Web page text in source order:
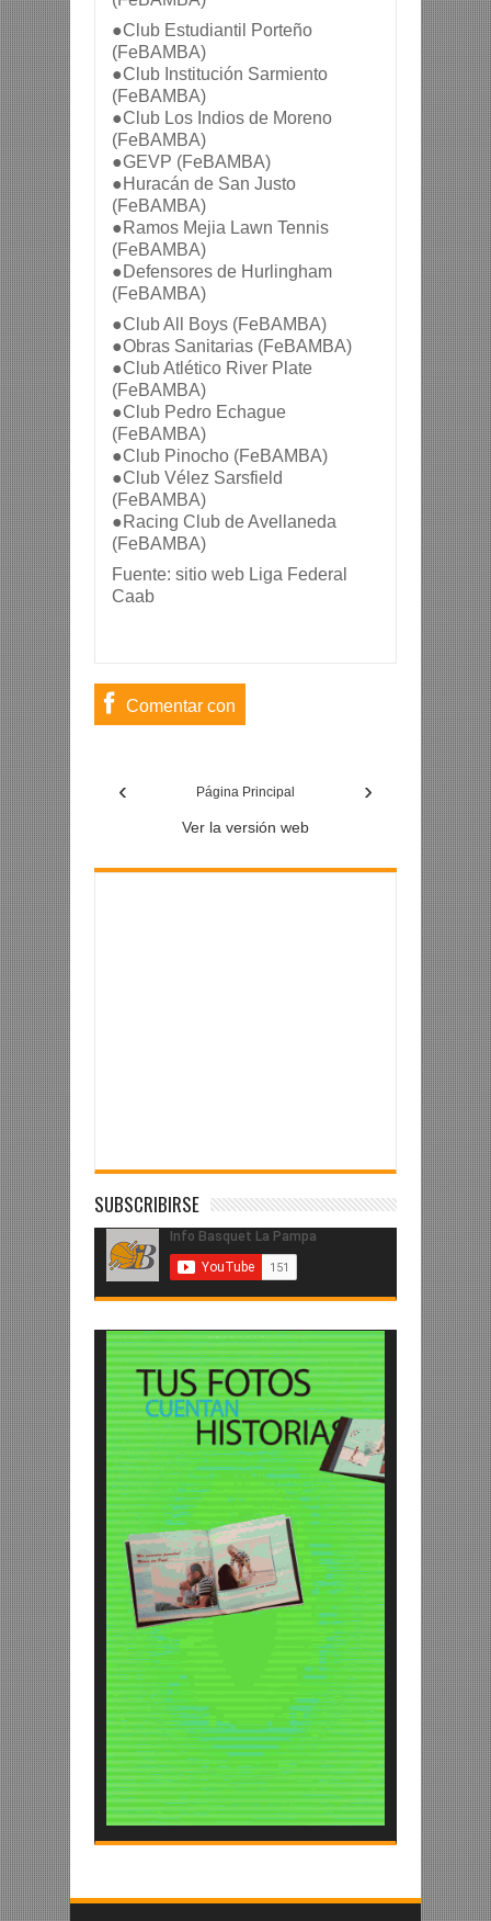
●Club Estudiantil Porteño
(FeBAMBA)
●Club Institución Sarmiento
(FeBAMBA)
●Club Los Indios de Moreno
(FeBAMBA)
●GEVP (FeBAMBA)
●Huracán de San Justo
(FeBAMBA)
●Ramos Mejia Lawn Tennis
(FeBAMBA)
●Defensores de Hurlingham
(FeBAMBA)
●Club All Boys (FeBAMBA)
●Obras Sanitarias (FeBAMBA)
●Club Atlético River Plate
(FeBAMBA)
●Club Pedro Echague
(FeBAMBA)
●Club Pinocho (FeBAMBA)
●Club Vélez Sarsfield
(FeBAMBA)
●Racing Club de Avellaneda
(FeBAMBA)
Fuente: sitio web Liga Federal
Caab
Comentar con
Facebook
‹ ›
Página Principal
Ver la versión web
SUBSCRIBIRSE